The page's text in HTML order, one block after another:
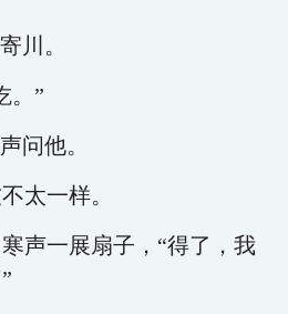
川。
。”
问他。
太一样。
声一展扇子，“得了，我